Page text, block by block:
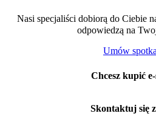
Nasi specjaliści dobiorą do Ciebie
odpowiedzą na
Umów
Chcesz kupić
Skontaktuj się